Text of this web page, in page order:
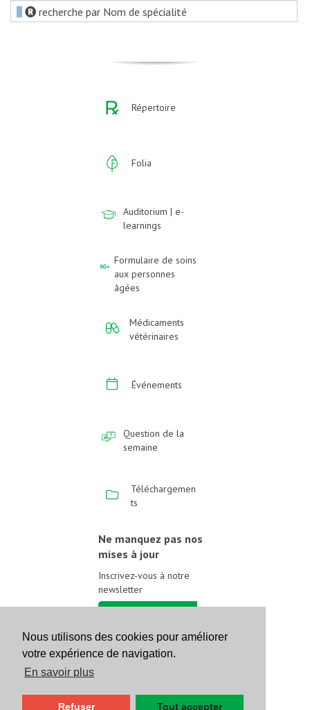
Nous utilisons des cookies pour améliorer
votre expérience de navigation.
En savoir plus
Refuser Tout accepter
recherche par Nom de spécialité
Répertoire
Folia
Auditorium | e-
learnings
Formulaire de soins
aux personnes
âgées
Médicaments
vétérinaires
Événements
Question de la
semaine
Téléchargemen
ts
Ne manquez pas nos
mises à jour
Inscrivez-vous à notre
newsletter
Suivez-nous sur les